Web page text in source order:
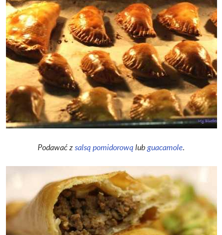
Podawać zsalsą pomidorowąlubguacamole.